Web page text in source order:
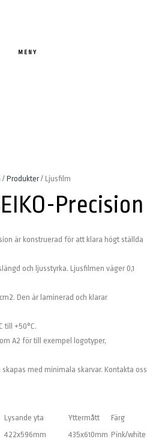
MENY
/ Produkter /Ljusfilm
Precision
är konstruerad för att klara högt ställda
och ljusstyrka. Ljusfilmen väger 0,1
Den är laminerad och klarar
till +50°C.
A2 för till exempel logotyper,
med minimala skarvar. Kontakta oss
Lysande yta Yttermått
Färg
422x596mm 435x610mm Pink/white